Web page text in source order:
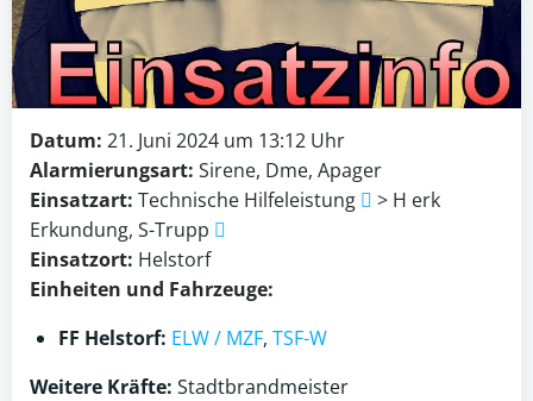
Datum: 21. Juni 2024 um 13:12 Uhr
Alarmierungsart: Sirene, Dme, Apager
Einsatzart: Technische Hilfeleistung
> H erk
Erkundung, S-Trupp
Einsatzort: Helstorf
Einheiten und Fahrzeuge:
FF Helstorf: ELW / MZF, TSF-W
Weitere Kräfte: Stadtbrandmeister